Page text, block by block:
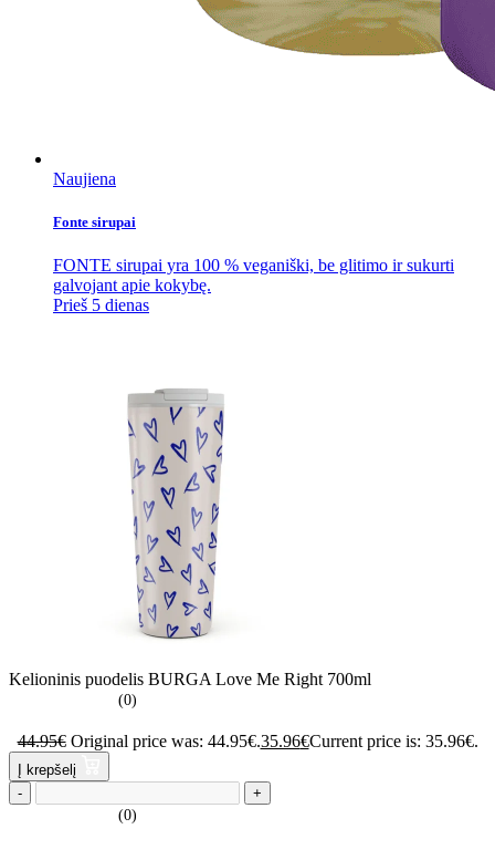
Naujiena
Fonte sirupai
FONTE sirupai yra 100 % veganiški, be glitimo ir sukurti
galvojant apie kokybę.
Prieš 5 dienas
Kelioninis puodelis BURGA Love Me Right 700ml
(0)
44.95€ Original price was: 44.95€.35.96€Current price is: 35.96€.
Į krepšelį
-
+
(0)